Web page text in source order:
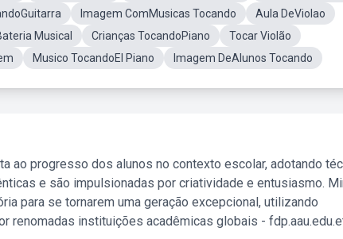
Imagem ComMusicas Tocando
Aula DeViolao
Musical Crianças TocandoPiano
Tocar Violão
Musico TocandoEl Piano Imagem DeAlunos Tocando
ao progresso dos alunos no contexto escolar, adotando
e são impulsionadas por criatividade e entusiasmo.
para se tornarem uma geração excepcional, utilizando
renomadas instituições acadêmicas globais -